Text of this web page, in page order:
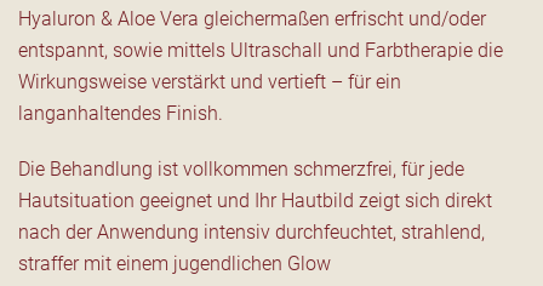
Hyaluron & Aloe Vera gleichermaßen erfrischt und/oder
entspannt, sowie mittels Ultraschall und Farbtherapie die
Wirkungsweise verstärkt und vertieft – für ein
langanhaltendes Finish.
Die Behandlung ist vollkommen schmerzfrei, für jede
Hautsituation geeignet und Ihr Hautbild zeigt sich direkt
nach der Anwendung intensiv durchfeuchtet, strahlend,
straffer mit einem jugendlichen Glow